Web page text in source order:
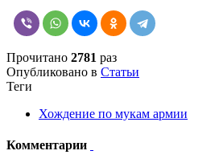
Прочитано 2781 раз
Опубликовано в Статьи
Теги
Хождение по мукам армии
Комментарии